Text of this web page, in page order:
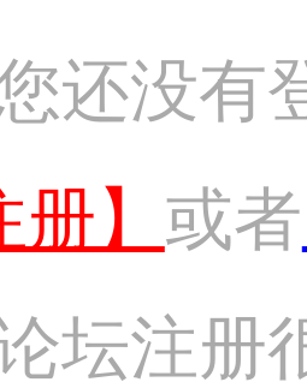
还没有
册】 或者
坛注册